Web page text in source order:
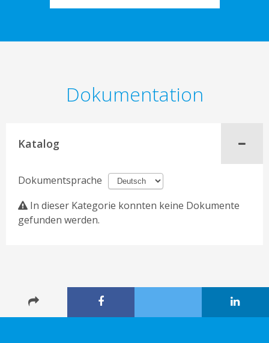
Dokumentation
Katalog
Dokumentsprache
In dieser Kategorie konnten keine Dokumente
gefunden werden.